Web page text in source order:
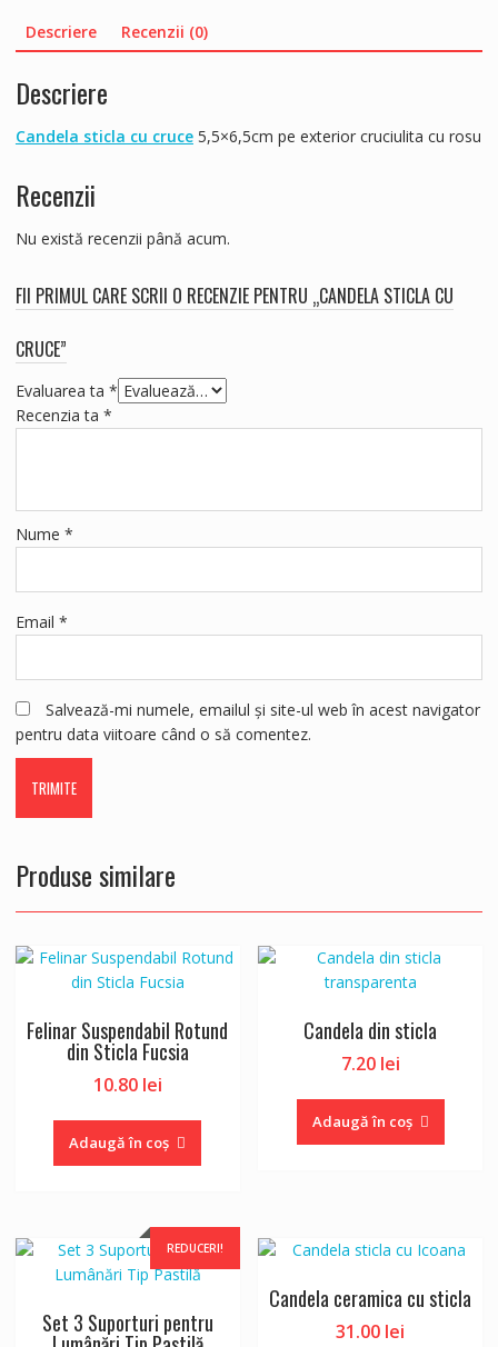
Descriere Recenzii (0)
Descriere
Candela sticla cu cruce5,5×6,5cm pe exterior cruciulita cu rosu
Recenzii
Nu există recenzii până acum.
FII PRIMUL CARE SCRII O RECENZIE PENTRU „CANDELA STICLA CU
CRUCE”
Evaluarea ta *
Recenzia ta *
Nume *
Email *
Salvează-mi numele, emailul și site-ul web în acest navigator
pentru data viitoare când o să comentez.
Produse similare
Felinar Suspendabil Rotund
din Sticla Fucsia
10.80 lei
Adaugă în coș
Candela din sticla
7.20 lei
Adaugă în coș
REDUCERI!
Set 3 Suporturi pentru
Candela ceramica cu sticla
31.00 lei